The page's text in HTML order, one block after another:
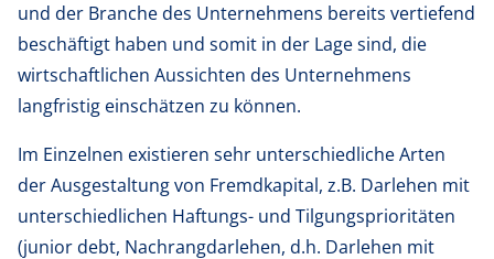
und der Branche des Unternehmens bereits vertiefend
beschäftigt haben und somit in der Lage sind, die
wirtschaftlichen Aussichten des Unternehmens
langfristig einschätzen zu können.
Im Einzelnen existieren sehr unterschiedliche Arten
der Ausgestaltung von Fremdkapital, z.B. Darlehen mit
unterschiedlichen Haftungs- und Tilgungsprioritäten
(junior debt, Nachrangdarlehen, d.h. Darlehen mit